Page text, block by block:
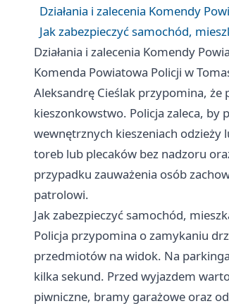
Działania i zalecenia Komendy
Jak zabezpieczyć samochód,
Działania i zalecenia Komendy
Komenda Powiatowa Policji w
Aleksandrę Cieślak przypomina, że
kieszonkowstwo. Policja zaleca,
wewnętrznych kieszeniach odzieży
toreb lub plecaków bez nadzoru
przypadku zauważenia osób
patrolowi.
Jak zabezpieczyć samochód,
Policja przypomina o zamykaniu
przedmiotów na widok. Na
kilka sekund. Przed wyjazdem
piwniczne, bramy garażowe oraz